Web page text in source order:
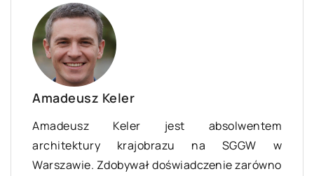
Amadeusz Keler
Amadeusz Keler jest absolwentem
architektury krajobrazu na SGGW w
Warszawie. Zdobywał doświadczenie zarówno